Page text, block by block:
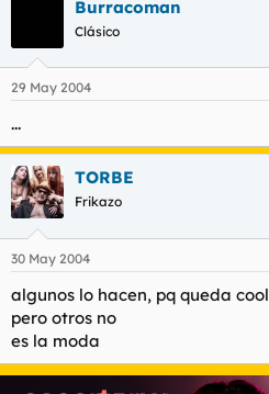
e
m
a
Burracoman
Clásico
29 May 2004
...
TORBE
Frikazo
30 May 2004
algunos lo hacen, pq queda cool
pero otros no
es la moda